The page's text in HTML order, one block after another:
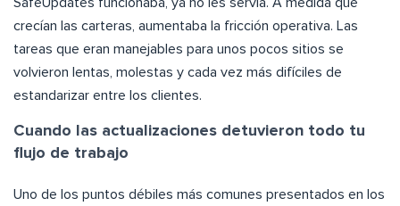
crecían las carteras, aumentaba la fricción operativa. Las
tareas que eran manejables para unos pocos sitios se
volvieron lentas, molestas y cada vez más difíciles de
estandarizar entre los clientes.
Cuando las actualizaciones detuvieron todo tu
flujo de trabajo
Uno de los puntos débiles más comunes presentados en los